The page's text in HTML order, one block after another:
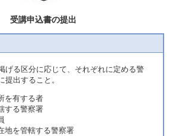
受講申込書の提出
げる区分に応じて、それぞれに定める警
提出すること。
を有する者
する警察署
地を管轄する警察署